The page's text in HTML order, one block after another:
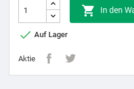
 In den
 Auf Lager
Aktie